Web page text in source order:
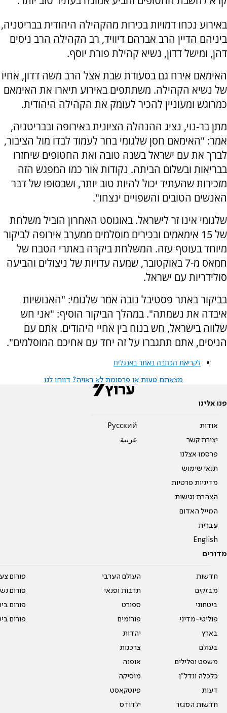
באירוע נכחו דמויות בכירות מהקהילה היהודית בבריטניה,
ביניהם הדיין הרב אברהם דיוויד, רב הקהילה הרב ניסים
דהן, ומישל דדון, נשיא קהילת פורת יוסף.
האימאם אירח גם בסעודת שבת אצל הרב משה דדון, אחיו
של נשיא הקהילה. משתתפים באירוע תיארו את האימאם
כמרוגש ומעוניין להכיר לעומק את הקהילה היהודית.
מתן בר-נוי, נציג ההנהלה הציונית באירופה ובבריטניה,
אמר: "האימאם חסן שלגומי בחר לעמוד לבדו מול הציבור,
לברך את עם ישראל בשנה טובה ואת החטופים שיחזרו
בבריאות ובשלום הביתה. נקודות אור כמו המפגש הזה
מזכירות שהעתיד יכול להיות טוב יותר, ושבסופו של דבר
האנשים הטובים והשפויים ינצחו".
שלגומי אינו זר לישראל. באוגוסט האחרון הוביל משלחת
של 15 אימאמים ובכירים מוסלמים ממערב אירופה לביקור
מיוחד בעוטף עזה. המשלחת ביקרה באתרי הטבח של
חמאס מ-7 באוקטובר, שמעה עדויות של ניצולים והביעה
סולידריות עם ישראל.
בביקור באתר פסטיבל נובה אמר שלגומי: "האנושיות
איבדה את נשמתה". במהלך הביקור הוסיף: "אני חש
שלווה בישראל, חש בנוח בין אחיי היהודים. אתם עם
הניסים, אתם תתגברו על זה יחד עם אחיכם המוסלמים".
לקריאת הכתבה באתר באנגלית
מצאתם טעות או פרסומת לא ראויה? דווחו לנו
פנו אלינו
אודות
יצירת קשר
פרסמו אצלנו
תנאי שימוש
מדיניות פרטיות
הצהרת נגישות
המייל האדום
עברית
English
Pусский
عربية
מדורים
חדשות
מבזקים
ביטחוני
פוליטי-מדיני
בארץ
בעולם
משפט ופלילים
כלכלה ונדל"ן
דעות
חדשות המגזר
העולם הערבי
תרבות ופנאי
ספורט
פורומים
יהדות
צרכנות
אופנה
מוסיקה
פיוטקאסט
ילדודס
פורום
פורום
פורום
פורום